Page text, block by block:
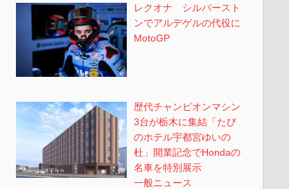
レクオナ シルバースト
ンでアルデゲルの代役に
MotoGP
歴代チャンピオンマシン
3台が栃木に集結「たび
のホテル宇都宮ゆいの
杜」開業記念でHondaの
名車を特別展示
一般ニュース